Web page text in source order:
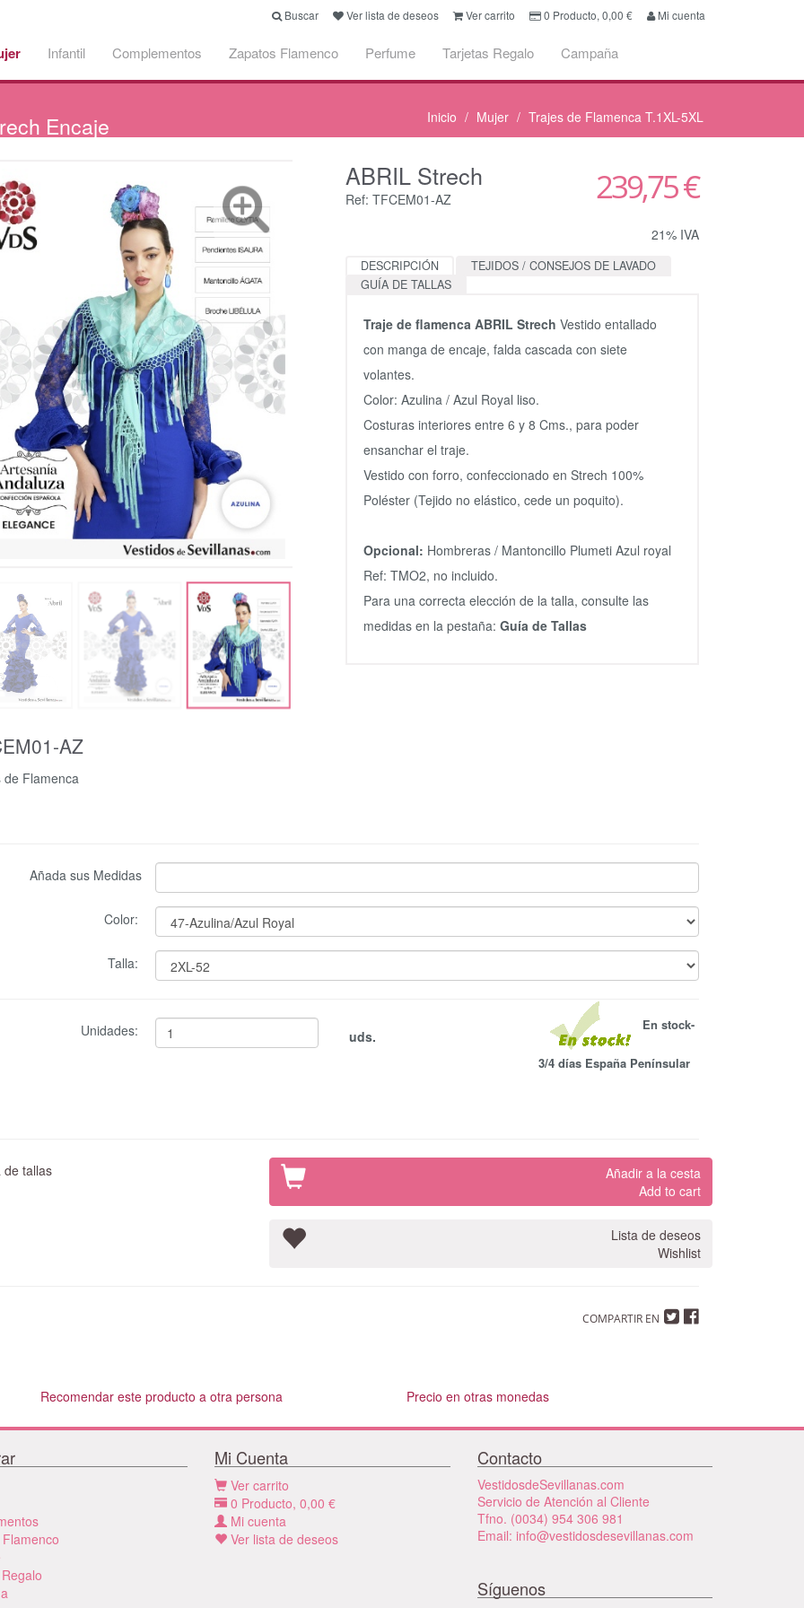
Buscar Ver lista de deseos Ver carrito 0 Producto, 0,00 € Mi cuenta
Infantil Complementos Zapatos Flamenco Perfume Tarjetas Regalo Campaña
Encaje Inicio Mujer Trajes de Flamenca T.1XL-5XL
AZ
de Flamenca
ABRIL Strech
Ref: TFCEM01-AZ 239,75 €
21% IVA
DESCRIPCIÓN
TEJIDOS / CONSEJOS DE LAVADO
GUÍA DE TALLAS
Traje de flamenca ABRIL Strech Vestido entallado
con manga de encaje, falda cascada con siete
volantes.
Color: Azulina / Azul Royal liso.
Costuras interiores entre 6 y 8 Cms., para poder
ensanchar el traje.
Vestido con forro, confeccionado en Strech 100%
Poléster (Tejido no elástico, cede un poquito).
Opcional: Hombreras / Mantoncillo Plumeti Azul royal
Ref: TMO2, no incluido.
Para una correcta elección de la talla, consulte las
medidas en la pestaña:Guía de Tallas
Añada sus Medidas
Color:
Talla:
Unidades: uds.
En stock-
3/4 días España Penínsular
tallas
Añadir a la cesta
Add to cart
Lista de deseos
Wishlist
COMPARTIR EN
Recomendar este producto a otra persona Precio en otras monedas
Mi Cuenta
Ver carrito
0 Producto, 0,00 €
Mi cuenta
Ver lista de deseos
Contacto
VestidosdeSevillanas.com
Servicio de Atención al Cliente
Tfno. (0034) 954 306 981
Email: info@vestidosdesevillanas.com
Síguenos